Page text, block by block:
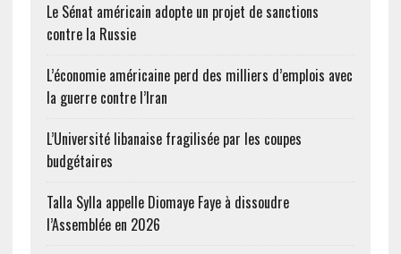
Le Sénat américain adopte un projet de sanctions
contre la Russie
L’économie américaine perd des milliers d’emplois avec
la guerre contre l’Iran
L’Université libanaise fragilisée par les coupes
budgétaires
Talla Sylla appelle Diomaye Faye à dissoudre
l’Assemblée en 2026